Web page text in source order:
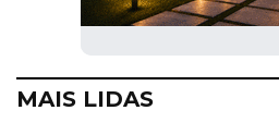
MAIS LIDAS